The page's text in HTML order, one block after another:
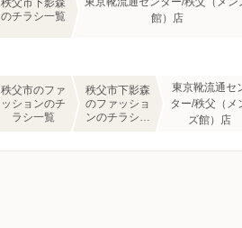
秩父市下影森
のチラシ一覧
館）店
秩父市のファ
ッションのチ
ラシ一覧
秩父市下影森
のファッショ
ンのチラシ一
東京靴流通セ
ター/秩父（メ
ズ館）店